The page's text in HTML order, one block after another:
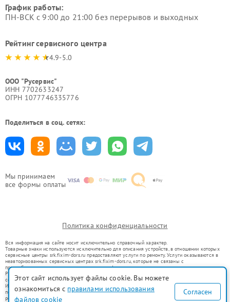
Мы принимаем
все формы оплаты
График работы:
ПН-ВСК с 9:00 до 21:00 без перерывов и выходных
Рейтинг сервисного центра
4.9-5.0
ООО "Русервис"
ИНН 7702633247
ОГРН 1077746335776
Поделиться в соц. сетях:
Политика конфиденциальности
Вся информация на сайте носит исключительно справочный характер.
Товарные знаки используются исключительно для описания устройств, в отношении которых
сервисные центры srk.fixim-dors.ru предоставляют услуги по ремонту. Услуги оказываются в
неавторизованных сервисных центрах srk.fixim-dors.ru, которые не связаны с
правообладателями товарных знаков или их официальными представителями.
Ремонт осуществляется для устройств, уже введенных в гражданский оборот в соответствии
со статьей 1487 ГК РФ.
Использование товарных знаков не преследует цели индивидуализации услуг или введения
потребителей в заблуждение, а служит для информирования о предоставляемых услугах по
ремонту техники указанных брендов.
Этот сайт использует файлы cookie. Вы можете
ознакомиться с правилами использования
файлов cookie
Согласен